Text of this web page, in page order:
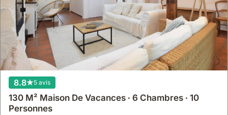
8.8 5 avis
130 M² Maison De Vacances ∙ 6 Chambres ∙ 10
Personnes